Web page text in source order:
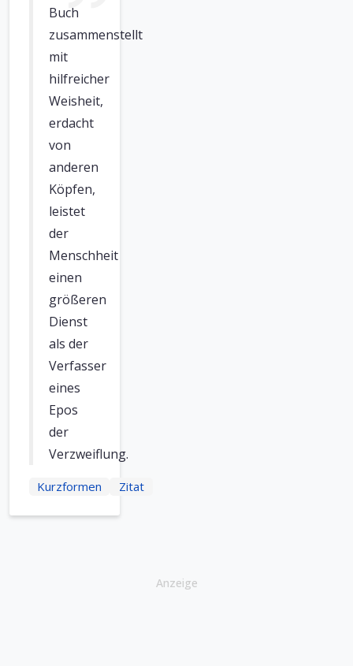
Buch
zusammenstellt
mit
hilfreicher
Weisheit,
erdacht
von
anderen
Köpfen,
leistet
der
Menschheit
einen
größeren
Dienst
als der
Verfasser
eines
Epos
der
Verzweiflung.
Kurzformen Zitat
Anzeige